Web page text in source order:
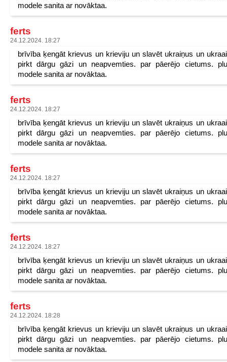
modele sanita ar novāktaa.
ferts
24.12.2024. 18:27
brīvība ķengāt krievus un krieviju un slavēt ukraiņus un
pirkt dārgu gāzi un neapvemties. par pāerējo cietums.
modele sanita ar novāktaa.
ferts
24.12.2024. 18:27
brīvība ķengāt krievus un krieviju un slavēt ukraiņus un
pirkt dārgu gāzi un neapvemties. par pāerējo cietums.
modele sanita ar novāktaa.
ferts
24.12.2024. 18:27
brīvība ķengāt krievus un krieviju un slavēt ukraiņus un
pirkt dārgu gāzi un neapvemties. par pāerējo cietums.
modele sanita ar novāktaa.
ferts
24.12.2024. 18:27
brīvība ķengāt krievus un krieviju un slavēt ukraiņus un
pirkt dārgu gāzi un neapvemties. par pāerējo cietums.
modele sanita ar novāktaa.
ferts
24.12.2024. 18:28
brīvība ķengāt krievus un krieviju un slavēt ukraiņus un
pirkt dārgu gāzi un neapvemties. par pāerējo cietums.
modele sanita ar novāktaa.